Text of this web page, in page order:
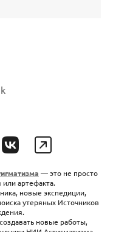
— это не просто
артефакта.
новые экспедиции,
утеряных Источников
новые работы,